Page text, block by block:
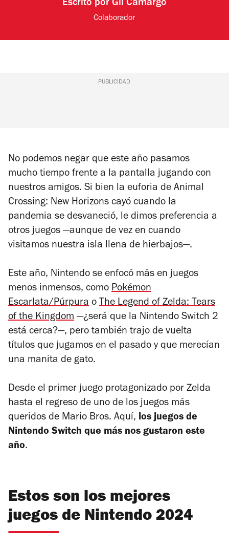
Escrito por Gil Camargo
Colaborador
PUBLICIDAD
No podemos negar que este año pasamos
mucho tiempo frente a la pantalla jugando con
nuestros amigos. Si bien la euforia de Animal
Crossing: New Horizons cayó cuando la
pandemia se desvaneció, le dimos preferencia a
otros juegos —aunque de vez en cuando
visitamos nuestra isla llena de hierbajos—.
Este año, Nintendo se enfocó más en juegos
menos inmensos, como Pokémon
Escarlata/Púrpura o The Legend of Zelda: Tears
of the Kingdom —¿será que la Nintendo Switch 2
está cerca?—, pero también trajo de vuelta
títulos que jugamos en el pasado y que merecían
una manita de gato.
Desde el primer juego protagonizado por Zelda
hasta el regreso de uno de los juegos más
queridos de Mario Bros. Aquí, los juegos de
Nintendo Switch que más nos gustaron este
año.
Estos son los mejores
juegos de Nintendo 2024